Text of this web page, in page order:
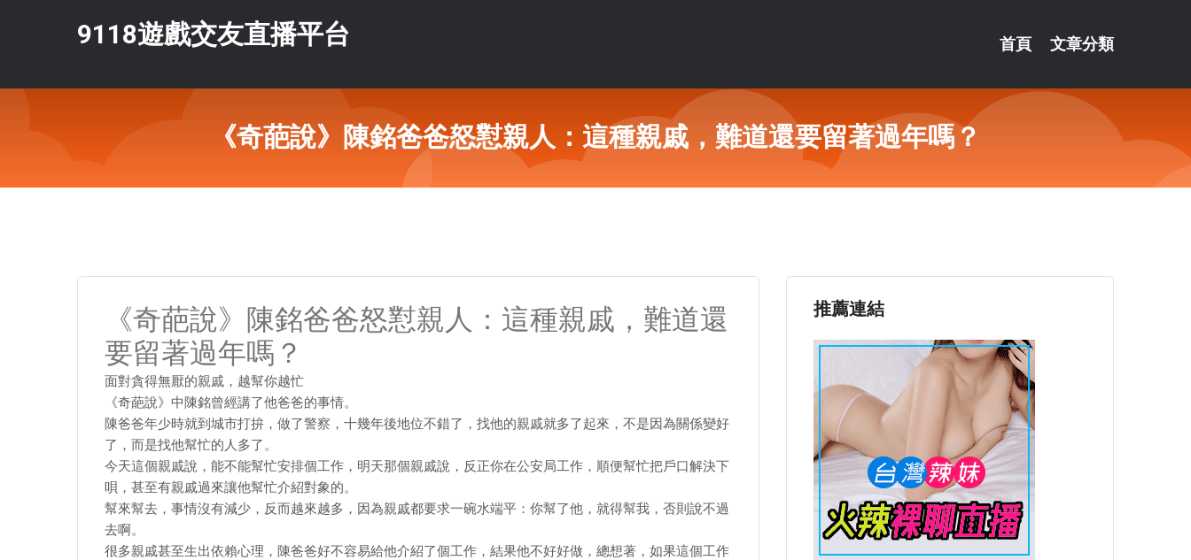
9118遊戲交友直播平台 首頁 文章分類
《奇葩說》陳銘爸爸怒懟親人：這種親戚，難道還要留著過年嗎？
《奇葩說》陳銘爸爸怒懟親人：這種親戚，難道還
要留著過年嗎？
面對貪得無厭的親戚，越幫你越忙
《奇葩說》中陳銘曾經講了他爸爸的事情。
陳爸爸年少時就到城市打拚，做了警察，十幾年後地位不錯了，找他的親戚就多了起來，不是因為關係變好
了，而是找他幫忙的人多了。
今天這個親戚說，能不能幫忙安排個工作，明天那個親戚說，反正你在公安局工作，順便幫忙把戶口解決下
唄，甚至有親戚過來讓他幫忙介紹對象的。
幫來幫去，事情沒有減少，反而越來越多，因為親戚都要求一碗水端平：你幫了他，就得幫我，否則說不過
去啊。
很多親戚甚至生出依賴心理，陳爸爸好不容易給他介紹了個工作，結果他不好好做，總想著，如果這個工作
推薦連結